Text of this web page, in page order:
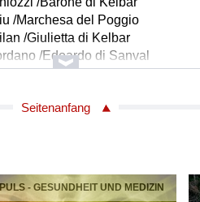
/Marchesa del Poggio
/Giulietta di Kelbar
/Edoardo di Sanval
/Il Signor la Rocca
/Delmonte
Seitenanfang
- GESUNDHEIT UND MEDIZIN